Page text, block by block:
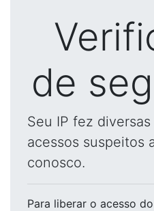
de
Seu IP fez
acessos suspeitos
conosco.
Para liberar o acesso